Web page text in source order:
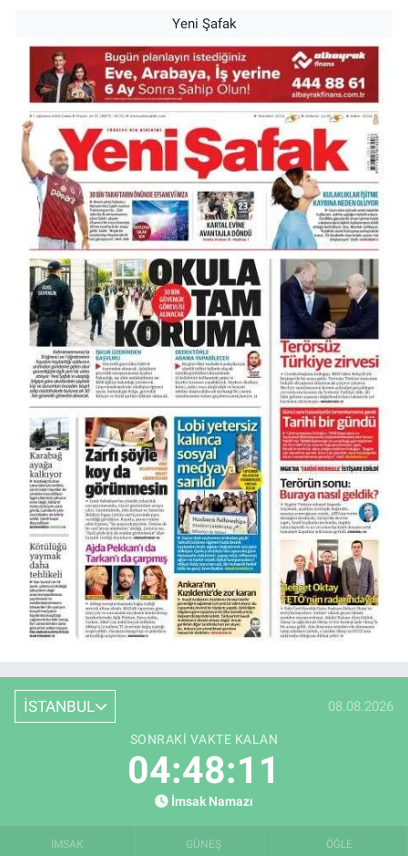
Yeni Şafak
İSTANBUL 08.08.2026
SONRAKI VAKTE KALAN
04:48:10
İmsak Namazı
İMSAK GÜNEŞ ÖĞLE